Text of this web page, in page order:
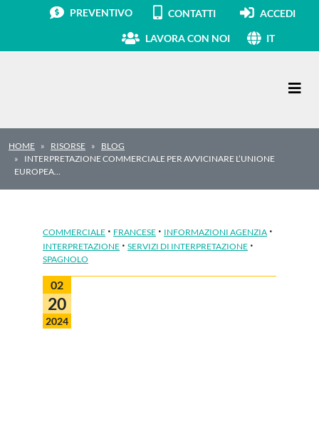
PREVENTIVO CONTATTI ACCEDI
LAVORA CON NOI IT
HOME RISORSE
BLOG
INTERPRETAZIONE COMMERCIALE PER AVVICINARE L’UNIONE
EUROPEA…
COMMERCIALE · FRANCESE · INFORMAZIONI AGENZIA ·
INTERPRETAZIONE · SERVIZI DI INTERPRETAZIONE ·
SPAGNOLO
02
20
2024